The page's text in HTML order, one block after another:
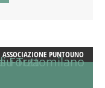
ASSOCIAZIONE PUNTOUNO